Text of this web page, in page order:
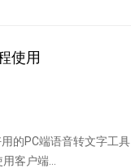
使用
的PC端语音转文字工具
客户端...